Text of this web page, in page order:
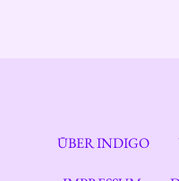
ÜBER INDIGO